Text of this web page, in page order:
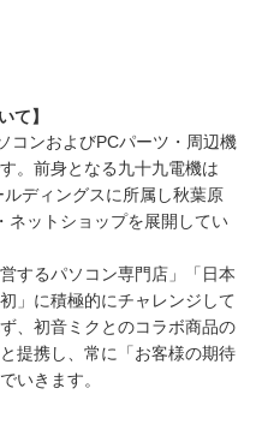
て】
コンおよびPCパーツ・周辺機
。前身となる九十九電機は
ディングスに所属し秋葉原
ネットショップを展開してい
するパソコン専門店」「日本
」に積極的にチャレンジして
、初音ミクとのコラボ商品の
提携し、常に「お客様の期待
いきます。